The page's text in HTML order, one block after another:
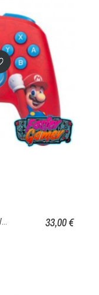
Wired Enhanced Controller Mario Whoo - Nintendo Switch 33,00 €